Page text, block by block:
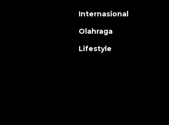
Internasional
Olahraga
Lifestyle